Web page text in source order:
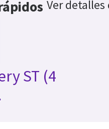
Ver
ST (4